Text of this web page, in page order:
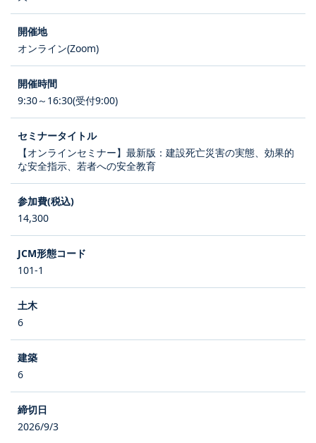
オンライン(Zoom)
9:30～16:30(受付9:00)
【オンラインセミナー】最新版：建設死亡災害の実態、効果的
な安全指示、若者への安全教育
14,300
101-1
6
6
2026/9/3